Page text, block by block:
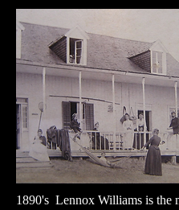
1890's Lennox Williams is the